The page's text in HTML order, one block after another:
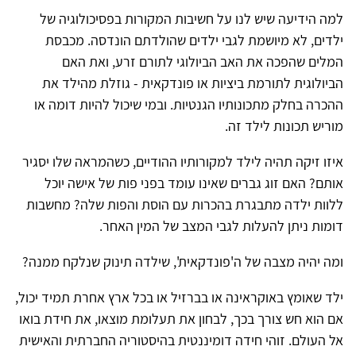
למה הידיעה שיש לנו על חשיבות המקורות בפסיכולוגיה של
ילדים, לא מיושמת לגבי ילדים שהולדתם הונדסה. מכבסת
המלים שהפכה את האב הביולוגי לתורם זרע, ואת האם
הביולוגית לתורמת ביציות או פונדקאית - גוזלת מהילד את
ההכרה בחלק מתכונותיו הגנטיות. ובמי שיכול להיות דומה או
מוריש תכונות לילד זה.
איזו זיקה תהיה לילד למקורותיו ההודיים, כשהמראה שלו יסגיר
אותם? האם זוג גברים שאינו עומד בפני פות של אישה יוכל
ללוות ילדה מתבגרת בהכרות עם הוסת והפות שלה? מחשבות
דומות ניתן להעלות לגבי המצב של המין האחר.
ומה יהיה מצבה של ה'פונדקאית', שילדה תינוק שנלקח ממנה?
ילד שאומץ באוקראינה או בברזיל או בכל ארץ אחרת תמיד יכול,
אם הוא חש צורך בכך, לבחון את תעלומת מוצאו, את חידת בואו
אל העולם. זוהי חידה דומיננטית בהיסטוריה החברתית והאישית